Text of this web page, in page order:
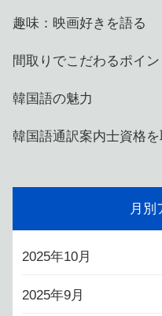
趣味：映画好きを語る
間取りでこだわるポイン
韓国語の魅力
韓国語通訳案内士資格
月別
2025年10月
2025年9月